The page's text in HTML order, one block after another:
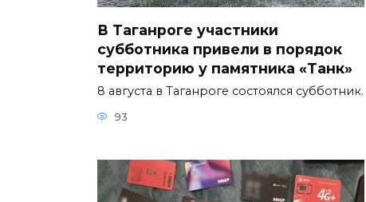
В Таганроге участники
субботника привели в порядок
территорию у памятника «Танк»
8 августа в Таганроге состоялся субботник.
93